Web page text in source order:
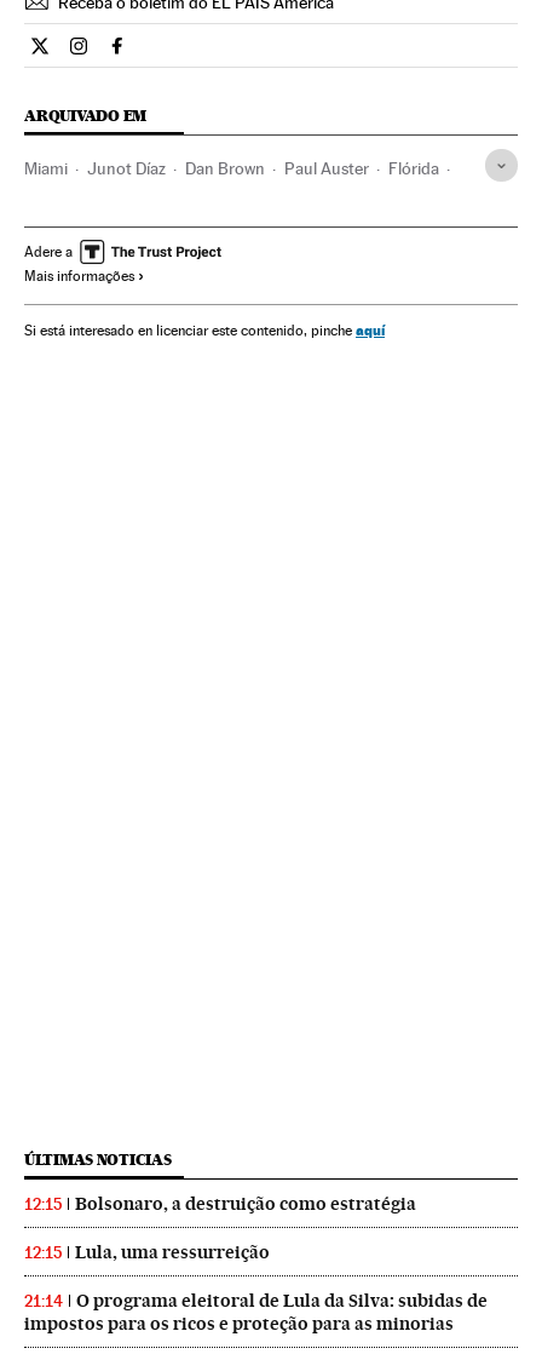
Cultura El País Brasil en Twitter
Cultura El País Brasil en Instagram
Cultura El País Brasil en Facebook
ARQUIVADO EM
Miami Junot Díaz Dan Brown Paul Auster Flórida
América Cultura
Adere a
Mais informações
Si está interesado en licenciar este contenido, pinche aquí
ÚLTIMAS NOTICIAS
12:15 Bolsonaro, a destruição como estratégia
12:15 Lula, uma ressurreição
21:14
O programa eleitoral de Lula da Silva: subidas de
impostos para os ricos e proteção para as minorias